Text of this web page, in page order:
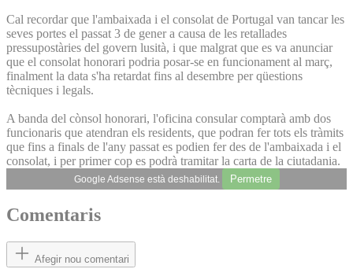
Cal recordar que l'ambaixada i el consolat de Portugal van tancar les
seves portes el passat 3 de gener a causa de les retallades
pressupostàries del govern lusità, i que malgrat que es va anunciar
que el consolat honorari podria posar-se en funcionament al març,
finalment la data s'ha retardat fins al desembre per qüestions
tècniques i legals.
A banda del cònsol honorari, l'oficina consular comptarà amb dos
funcionaris que atendran els residents, que podran fer tots els tràmits
que fins a finals de l'any passat es podien fer des de l'ambaixada i el
consolat, i per primer cop es podrà tramitar la carta de la ciutadania.
Google Adsense està deshabilitat. Permetre
Comentaris
Afegir nou comentari